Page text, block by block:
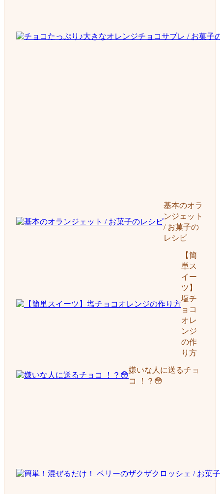
基本のオラ
ンジェット
/ お菓子の
レシピ
【簡
単ス
イー
ツ】
塩チ
ョコ
オレ
ンジ
の作
り方
嫌いな人に送るチョ
コ ！？😳